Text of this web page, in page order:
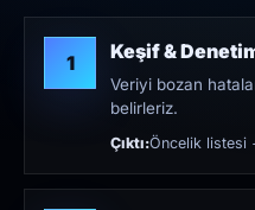
1 Keşif &
Veriyi bozan
belirleriz.
Çıktı:Öncelik listesi